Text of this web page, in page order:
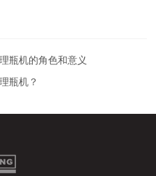
瓶机的角色和意义
瓶机？